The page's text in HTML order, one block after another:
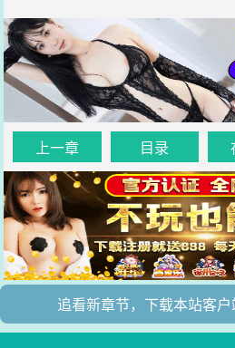
上一章 目录
追看新章节，下载本站客